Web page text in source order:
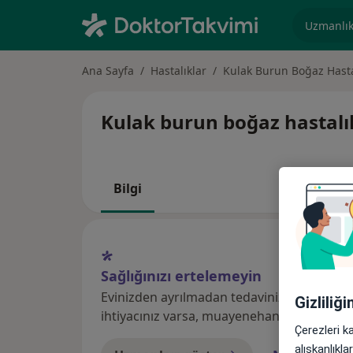
Ana Sayfa Hastalıklar Kulak Burun Boğaz
Kulak burun boğaz
Bilgi
Sağlığınızı ertelemeyin
Evinizden ayrılmadan tedavinizi
ihtiyacınız varsa, muayenehane ziyareti
Çerezleri